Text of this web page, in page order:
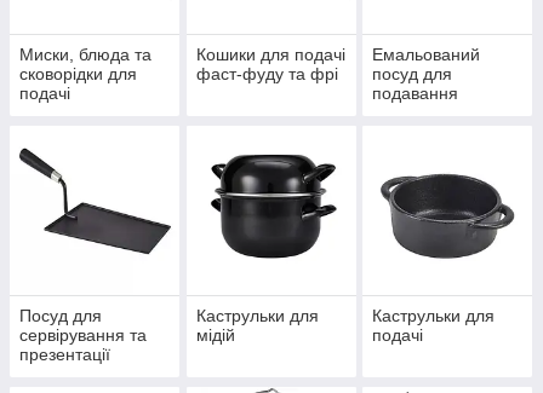
Миски, блюда та
сковорідки для
подачі
Кошики для подачі
фаст-фуду та фрі
Емальований
посуд для
подавання
Посуд для
сервірування та
презентації
Каструльки для
мідій
Каструльки для
подачі